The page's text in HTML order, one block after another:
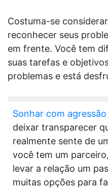
Costuma-se
reconhecer seus
em frente. Você tem
suas tarefas e
problemas e está
Sonhar com agressão
deixar transparecer
realmente sente de
você tem um
levar a relação um
muitas opções para